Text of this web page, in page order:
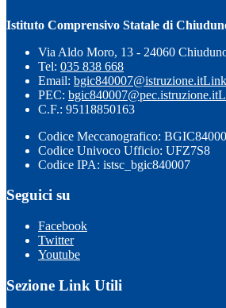
Istituto Comprensivo Statale di
Via Aldo Moro, 13 - 24060
Tel: 035 838 668
Email: bgic840007@istruzione.it
PEC: bgic840007@pec.istruzione.it
C.F.: 95118850163
Codice Meccanografico:
Codice Univoco Ufficio: UFZ7S8
Codice IPA: istsc_bgic840007
Seguici su
Facebook
Twitter
Youtube
Sezione Link Utili